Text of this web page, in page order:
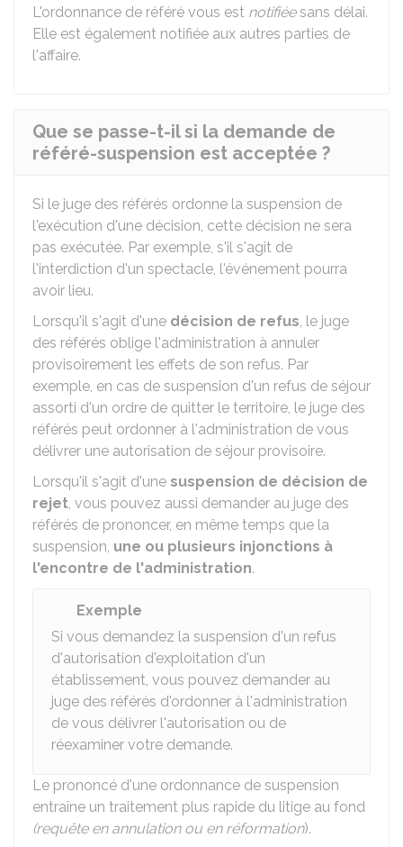
L'ordonnance de référé vous est notifiéesans délai.
Elle est également notifiée aux autres parties de
l'affaire.
Que se passe-t-il si la demande de
référé-suspension est acceptée ?
Si le juge des référés ordonne la suspension de
l'exécution d'une décision, cette décision ne sera
pas exécutée. Par exemple, s'il s'agit de
l'interdiction d'un spectacle, l'événement pourra
avoir lieu.
Lorsqu'il s'agit d'une décision de refus, le juge
des référés oblige l'administration à annuler
provisoirement les effets de son refus. Par
exemple, en cas de suspension d'un refus de séjour
assorti d'un ordre de quitter le territoire, le juge des
référés peut ordonner à l'administration de vous
délivrer une autorisation de séjour provisoire.
Lorsqu'il s'agit d'une suspension de décision de
rejet, vous pouvez aussi demander au juge des
référés de prononcer, en même temps que la
suspension, une ou plusieurs injonctions à
l'encontre de l'administration.
Exemple
Si vous demandez la suspension d'un refus
d'autorisation d'exploitation d'un
établissement, vous pouvez demander au
juge des référés d'ordonner à l'administration
de vous délivrer l'autorisation ou de
réexaminer votre demande.
Le prononcé d'une ordonnance de suspension
entraîne un traitement plus rapide du litige au fond
(requête en annulation ou en réformation).